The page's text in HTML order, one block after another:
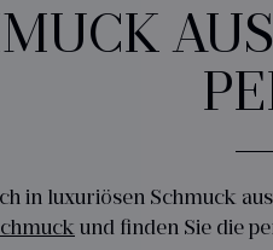
in luxuriösen Schmuck
und finden Sie die